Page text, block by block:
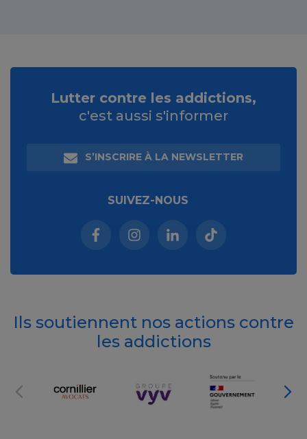
Lutter contre les addictions,
c'est aussi s'informer
S’INSCRIRE À LA NEWSLETTER
SUIVEZ-NOUS
Facebook (nouvelle fenêtre)
Instagram (nouvelle fenêtre)
Linkedin (nouvelle
Tiktok (nouvelle
Ils soutiennent nos actions contre
les addictions